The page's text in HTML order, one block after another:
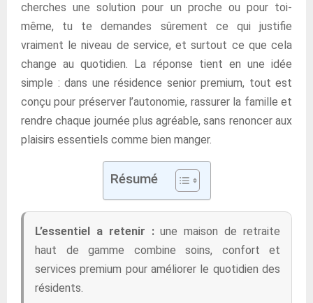
cherches une solution pour un proche ou pour toi-
même, tu te demandes sûrement ce qui justifie
vraiment le niveau de service, et surtout ce que cela
change au quotidien. La réponse tient en une idée
simple : dans une résidence senior premium, tout est
conçu pour préserver l’autonomie, rassurer la famille et
rendre chaque journée plus agréable, sans renoncer aux
plaisirs essentiels comme bien manger.
Résumé
L’essentiel a retenir :une maison de retraite
haut de gamme combine soins, confort et
services premium pour améliorer le quotidien des
résidents.